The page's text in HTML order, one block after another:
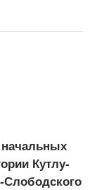
Кутлу-